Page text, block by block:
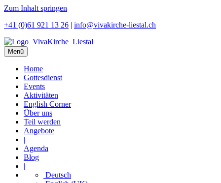
Zum Inhalt springen
+41 (0)61 921 13 26 | info@vivakirche-liestal.ch
Menü
Home
Gottesdienst
Events
Aktivitäten
English Corner
Über uns
Teil werden
Angebote
|
Agenda
Blog
|
Deutsch